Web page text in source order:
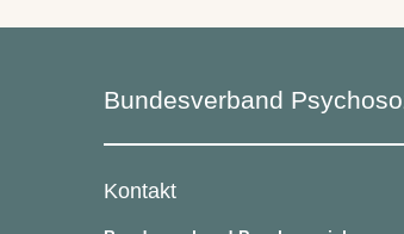
Bundesverband
Kontakt